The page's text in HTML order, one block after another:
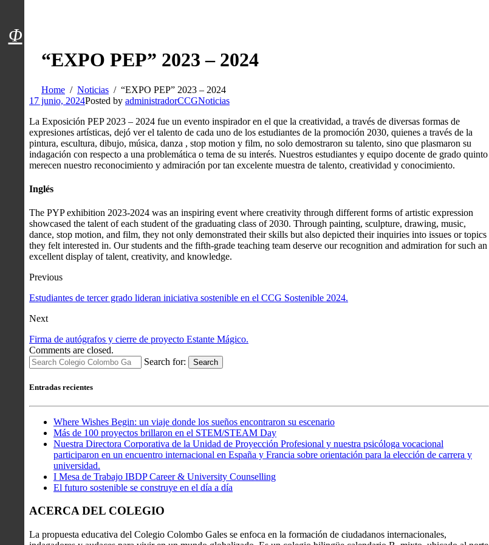
“EXPO PEP” 2023 – 2024
Home Noticias
“EXPO PEP” 2023 – 2024
17 junio, 2024Posted by administradorCCGNoticias
La Exposición PEP 2023 – 2024 fue un evento inspirador en el que la creatividad, a través de diversas formas de
expresiones artísticas, dejó ver el talento de cada uno de los estudiantes de la promoción 2030, quienes a través de la
pintura, escultura, dibujo, música, danza , stop motion y film, no solo demostraron su talento, sino que plasmaron su
indagación con respecto a una problemática o tema de su interés. Nuestros estudiantes y equipo docente de grado quinto
merecen nuestro reconocimiento y admiración por tan excelente muestra de talento, creatividad y conocimiento.
Inglés
The PYP exhibition 2023-2024 was an inspiring event where creativity through different forms of artistic expression
showcased the talent of each student of the graduating class of 2030. Through painting, sculpture, drawing, music,
dance, stop motion, and film, they not only demonstrated their skills but also depicted their inquiries into issues or topics
they felt interested in. Our students and the fifth-grade teaching team deserve our recognition and admiration for such an
excellent display of talent, creativity, and knowledge.
Previous
Estudiantes de tercer grado lideran iniciativa sostenible en el CCG Sostenible 2024.
Next
Firma de autógrafos y cierre de proyecto Estante Mágico.
Comments are closed.
Search for:
Search
Entradas recientes
Where Wishes Begin: un viaje donde los sueños encontraron su escenario
Más de 100 proyectos brillaron en el STEM/STEAM Day
Nuestra Directora Corporativa de la Unidad de Proyección Profesional y nuestra psicóloga vocacional
participaron en un encuentro internacional en España y Francia sobre orientación para la elección de carrera y
universidad.
I Mesa de Trabajo IBDP Career & University Counselling
El futuro sostenible se construye en el día a día
ACERCA DEL COLEGIO
La propuesta educativa del Colegio Colombo Gales se enfoca en la formación de ciudadanos internacionales,
Φ